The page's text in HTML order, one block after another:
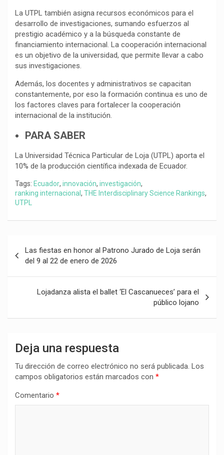
La UTPL también asigna recursos económicos para el
desarrollo de investigaciones, sumando esfuerzos al
prestigio académico y a la búsqueda constante de
financiamiento internacional. La cooperación internacional
es un objetivo de la universidad, que permite llevar a cabo
sus investigaciones.
Además, los docentes y administrativos se capacitan
constantemente, por eso la formación continua es uno de
los factores claves para fortalecer la cooperación
internacional de la institución.
PARA SABER
La Universidad Técnica Particular de Loja (UTPL) aporta el
10% de la producción científica indexada de Ecuador.
Tags: Ecuador, innovación, investigación,
ranking internacional, THE Interdisciplinary Science Rankings,
UTPL
de
entradas
Las fiestas en honor al Patrono Jurado de Loja serán
del 9 al 22 de enero de 2026
Lojadanza alista el ballet ‘El Cascanueces’ para el
público lojano
Deja una respuesta
Tu dirección de correo electrónico no será publicada. Los
campos obligatorios están marcados con *
Comentario *